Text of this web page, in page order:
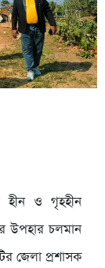
হীন ও গৃহহীন
উপহার চলমান
জেলা প্রশাসক